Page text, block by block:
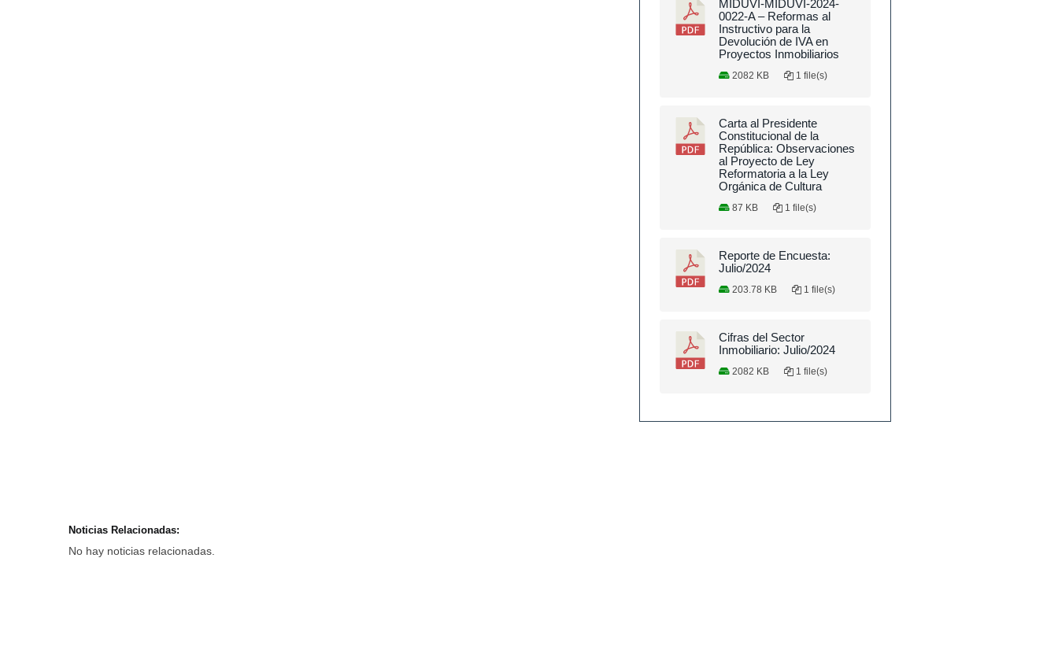
MIDUVI-MIDUVI-2024-
0022-A – Reformas al
Instructivo para la
Devolución de IVA en
Proyectos Inmobiliarios
2082 KB 1 file(s)
Carta al Presidente
Constitucional de la
República: Observaciones
al Proyecto de Ley
Reformatoria a la Ley
Orgánica de Cultura
87 KB 1 file(s)
Reporte de Encuesta:
Julio/2024
203.78 KB 1 file(s)
Cifras del Sector
Inmobiliario: Julio/2024
2082 KB 1 file(s)
Noticias Relacionadas:
No hay noticias relacionadas.